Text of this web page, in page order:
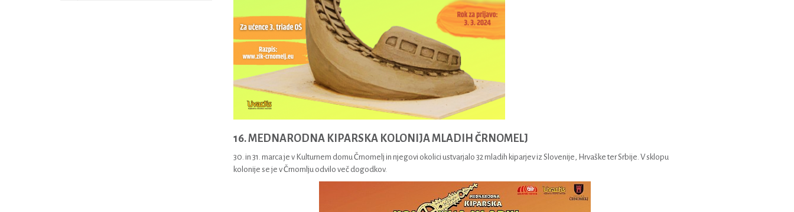
16. MEDNARODNA KIPARSKA KOLONIJA MLADIH ČRNOMELJ
30. in 31. marca je v Kulturnem domu Črnomelj in njegovi okolici ustvarjalo 32 mladih kiparjev iz Slovenije, Hrvaške ter Srbije. V sklopu
kolonije se je v Črnomlju odvilo več dogodkov.